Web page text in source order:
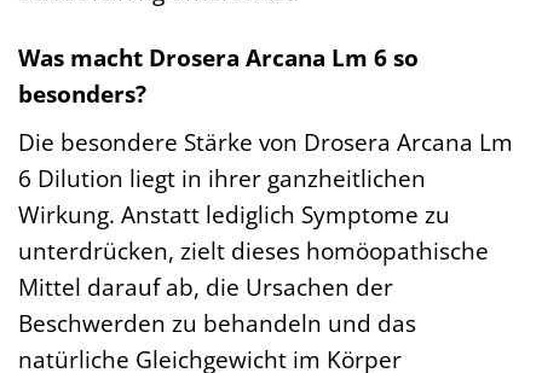
Was macht Drosera Arcana Lm 6 so
besonders?
Die besondere Stärke von Drosera Arcana Lm
6 Dilution liegt in ihrer ganzheitlichen
Wirkung. Anstatt lediglich Symptome zu
unterdrücken, zielt dieses homöopathische
Mittel darauf ab, die Ursachen der
Beschwerden zu behandeln und das
natürliche Gleichgewicht im Körper